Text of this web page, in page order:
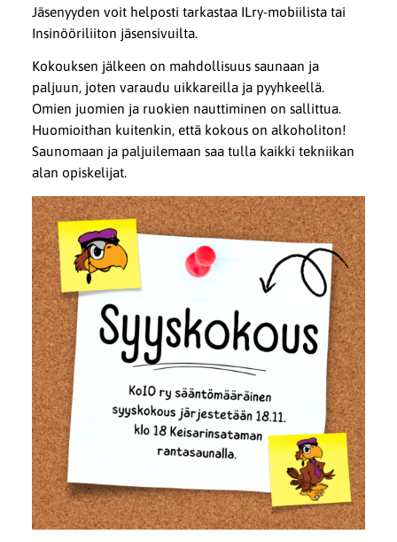
Jäsenyyden voit helposti tarkastaa ILry-mobiilista tai
Insinööriliiton jäsensivuilta.
Kokouksen jälkeen on mahdollisuus saunaan ja
paljuun, joten varaudu uikkareilla ja pyyhkeellä.
Omien juomien ja ruokien nauttiminen on sallittua.
Huomioithan kuitenkin, että kokous on alkoholiton!
Saunomaan ja paljuilemaan saa tulla kaikki tekniikan
alan opiskelijat.